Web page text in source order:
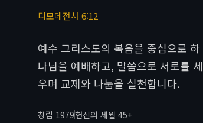
디모데전서 6:12
예수 그리스도의 복음을 중심으로 하
나님을 예배하고, 말씀으로 서로를 세
우며 교제와 나눔을 실천합니다.
창립 1979헌신의 세월 45+